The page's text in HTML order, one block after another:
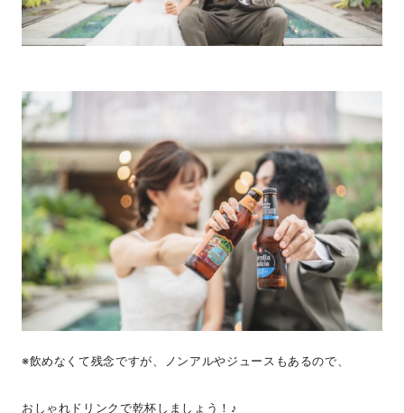
※飲めなくて残念ですが、ノンアルやジュースもあるので、
おしゃれドリンクで乾杯しましょう！♪